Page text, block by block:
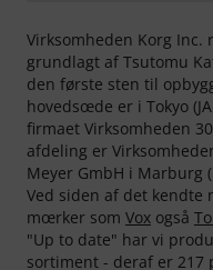
Virksomheden Korg
grundlagt af Tsutomu
den første sten til
hovedsœde er i Tokyo
firmaet Virksomheden
afdeling er
Meyer GmbH i Marburg
Ved siden af det
mœrker som Vox også
"Up to date" har vi
sortiment - deraf er 217